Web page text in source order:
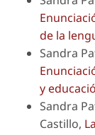
de la
Sandra
y
Sandra
Castillo,